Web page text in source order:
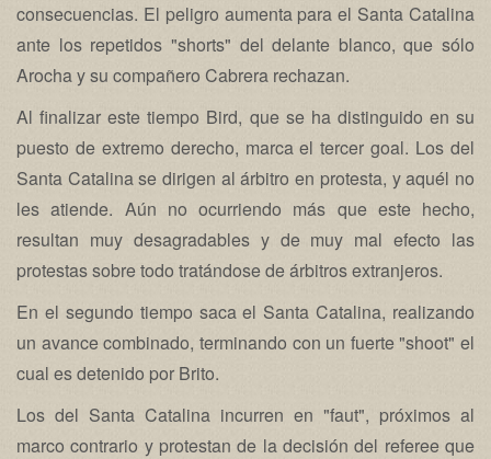
consecuencias. El peligro aumenta para el Santa Catalina
ante los repetidos "shorts" del delante blanco, que sólo
Arocha y su compañero Cabrera rechazan.
Al finalizar este tiempo Bird, que se ha distinguido en su
puesto de extremo derecho, marca el tercer goal. Los del
Santa Catalina se dirigen al árbitro en protesta, y aquél no
les atiende. Aún no ocurriendo más que este hecho,
resultan muy desagradables y de muy mal efecto las
protestas sobre todo tratándose de árbitros extranjeros.
En el segundo tiempo saca el Santa Catalina, realizando
un avance combinado, terminando con un fuerte "shoot" el
cual es detenido por Brito.
Los del Santa Catalina incurren en "faut", próximos al
marco contrario y protestan de la decisión del referee que